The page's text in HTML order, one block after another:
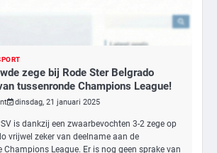
zege bij Rode Ster Belgrado
tussenronde Champions League!
dinsdag, 21 januari 2025
is dankzij een zwaarbevochten 3-2 zege op
vrijwel zeker van deelname aan de
Champions League. Er is nog geen sprake van